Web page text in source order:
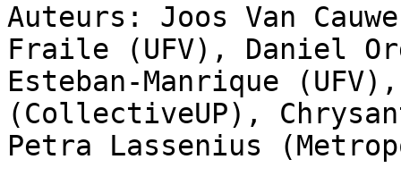
Auteurs: Joos Van
Fraile (UFV), Daniel
Esteban-Manrique
(CollectiveUP),
Petra Lassenius